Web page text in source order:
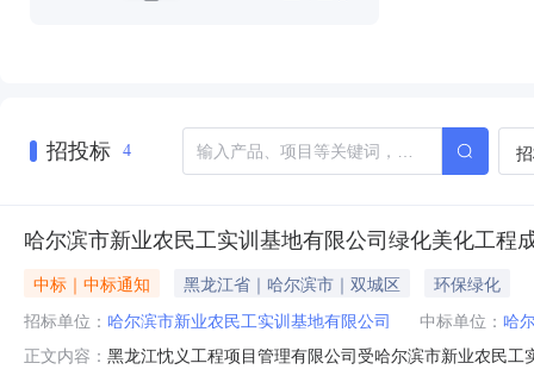
招投标 4
哈尔滨市新业农民工实训基地有限公司绿化美化工程
中标｜中标通知 黑龙江省｜哈尔滨市｜双城区
环保绿化
招标单位： 哈尔滨市新业农民工实训基地有限公司 中标单位： 哈
正文内容： 黑龙江忱义工程项目管理有限公司受哈尔滨市新业农民